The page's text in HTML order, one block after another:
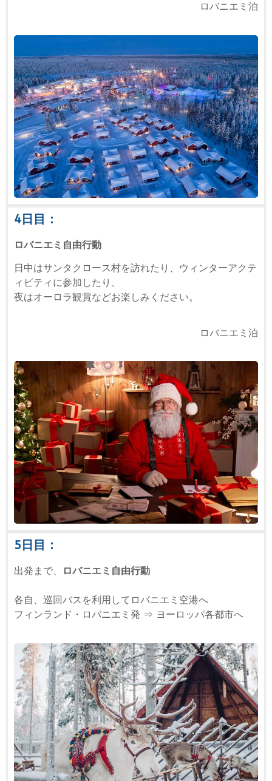
ロバニエミ泊
4日目：
ロバニエミ自由行動
日中はサンタクロース村を訪れたり、ウィンターアクテ
ィビティに参加したり、
夜はオーロラ観賞などお楽しみください。
ロバニエミ泊
5日目：
出発まで、 ロバニエミ自由行動
各自、巡回バス を利用してロバニエミ空港へ
フィンランド・ロバニエミ発 ⇒ ヨーロッパ各都市へ